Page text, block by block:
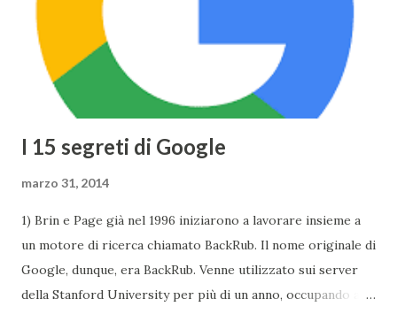
tocco, il Display si baserà sulla tecnologia Retina ed avrà
una risoluzione di 2304x1440 . Tuttavia Apple per
ottimizzare ...
I 15 segreti di Google
marzo 31, 2014
1) Brin e Page già nel 1996 iniziarono a lavorare insieme a
un motore di ricerca chiamato BackRub. Il nome originale di
Google, dunque, era BackRub. Venne utilizzato sui server
della Stanford University per più di un anno, occupando alla